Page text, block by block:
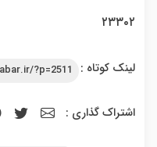
۲۳۳۰۲
لینک کوتاه : ?p=2511
اشتراک گذاری :